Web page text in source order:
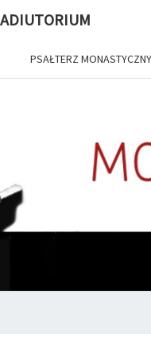
PSAŁTERZ MONASTYCZNY